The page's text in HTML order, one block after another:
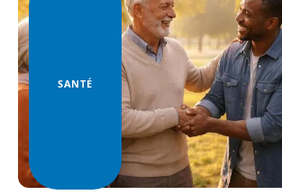
SANTÉ